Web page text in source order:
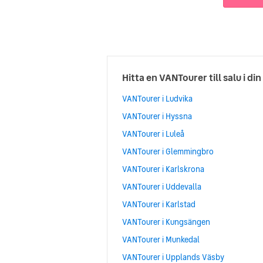
Hitta en VANTourer till salu i
VANTourer i Ludvika
VANTourer i Hyssna
VANTourer i Luleå
VANTourer i Glemmingbro
VANTourer i Karlskrona
VANTourer i Uddevalla
VANTourer i Karlstad
VANTourer i Kungsängen
VANTourer i Munkedal
VANTourer i Upplands Väsby